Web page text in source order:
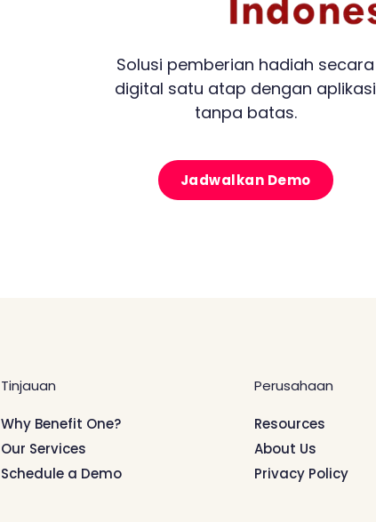
Solusi pemberian hadiah secara
digital satu atap dengan aplikasi
tanpa batas.
Jadwalkan Demo
Tinjauan
Why Benefit One?
Our Services
Schedule a Demo
Perusahaan
Resources
About Us
Privacy Policy